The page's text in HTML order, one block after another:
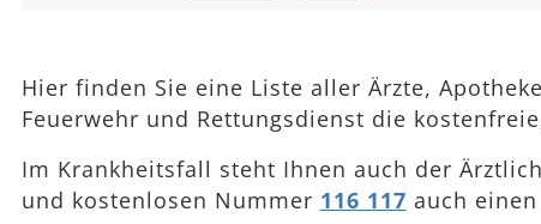
Hier finden Sie eine Liste aller Ärzte,
Feuerwehr und Rettungsdienst die
Im Krankheitsfall steht Ihnen auch der
und kostenlosen Nummer 116 117 auch